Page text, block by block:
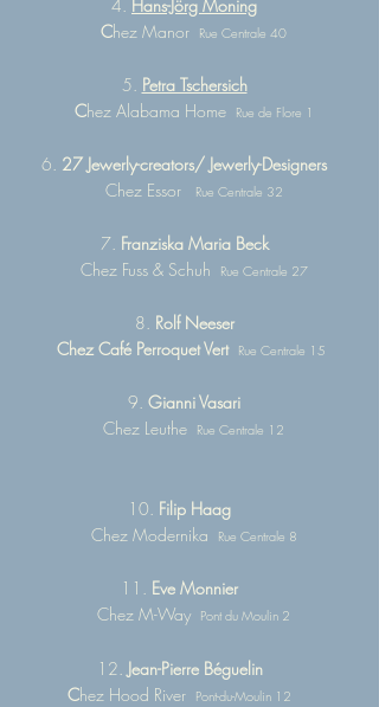
4. Hans-Jörg Moning
Chez Manor Rue Centrale 40
5. Petra Tschersich
Chez Alabama Home Rue de Flore 1
6. 27 Jewerly-creators/ Jewerly-Designers
Chez Essor
Rue Centrale 32
7. Franziska Maria Beck
Chez Fuss & Schuh
Rue Centrale 27
8. Rolf Neeser
Chez Café Perroquet Vert Rue Centrale 15
9. Gianni Vasari
Chez Leuthe Rue Centrale 12
10. Filip Haag
Chez Modernika
Rue Centrale 8
11. Eve Monnier
Chez M-Way Pont du Moulin 2
12.Jean-Pierre Béguelin
Chez Hood River Pont-du-Moulin 12